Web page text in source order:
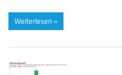
Weiterlesen